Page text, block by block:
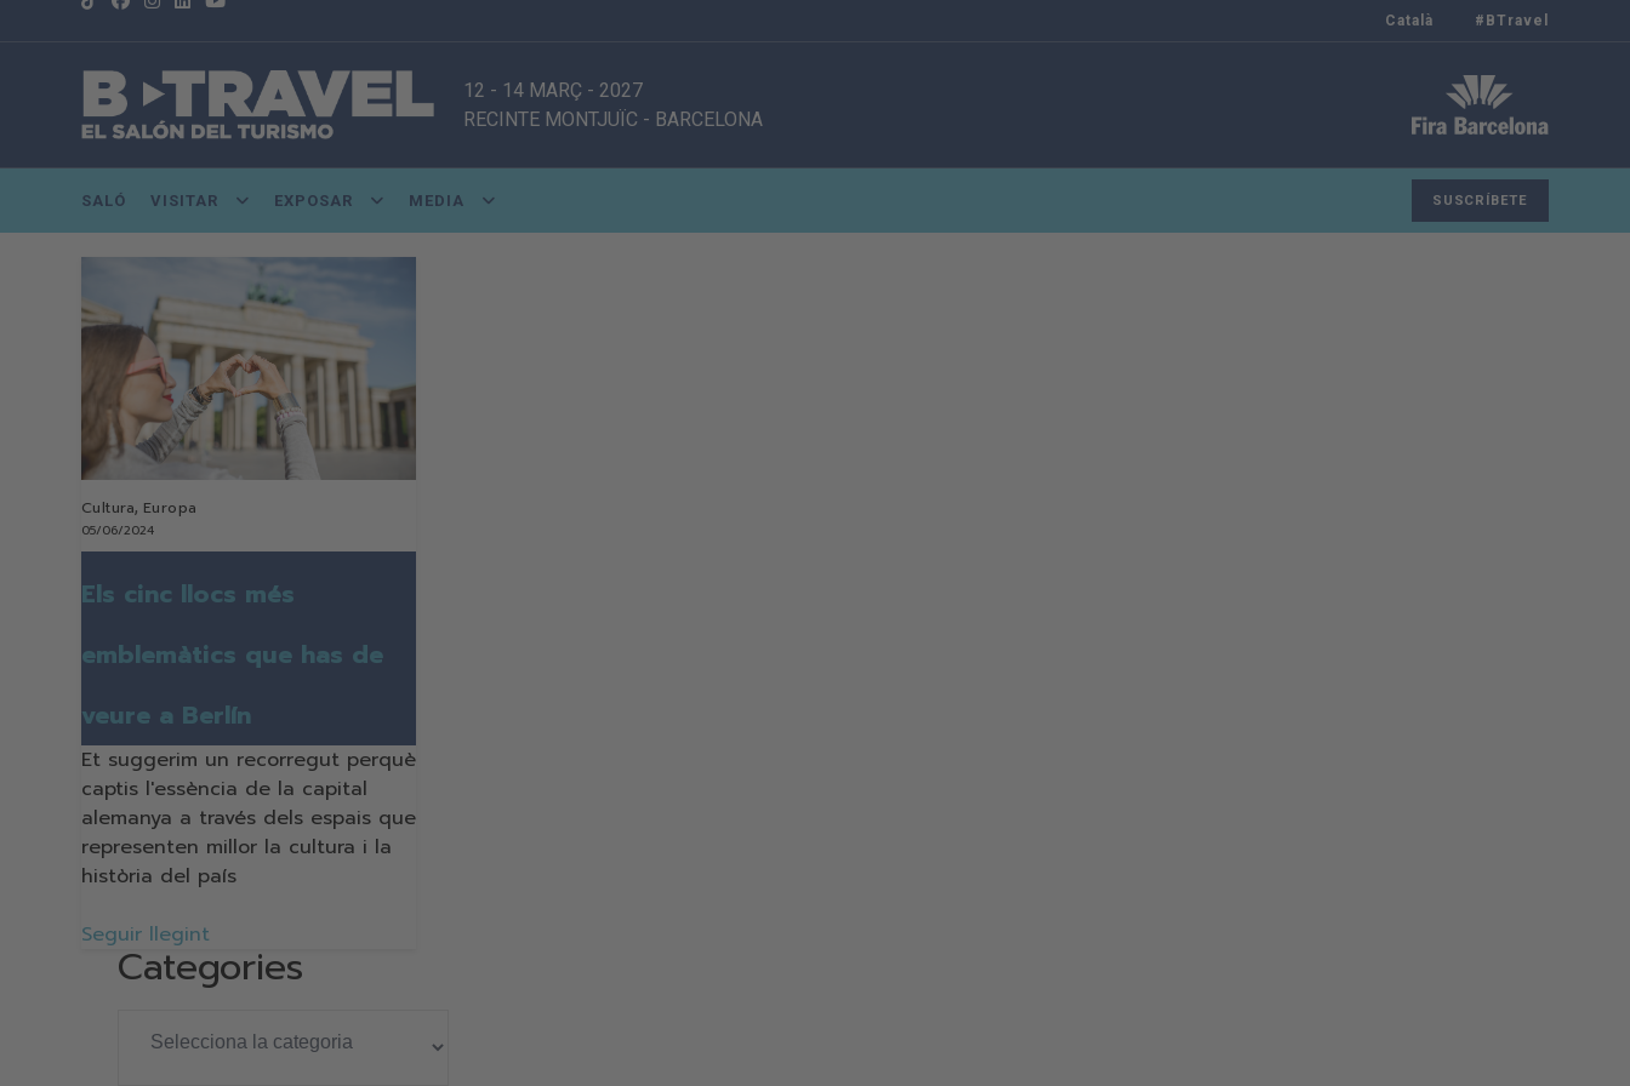
Català #BTravel
12 - 14 MARÇ - 2027
RECINTE MONTJUÏC - BARCELONA
SALÓ VISITAR EXPOSAR MEDIA SUSCRÍBETE
Cultura, Europa
05/06/2024
Els cinc llocs més
emblemàtics que has de
veure a Berlín
Et suggerim un recorregut perquè
captis l'essència de la capital
alemanya a través dels espais que
representen millor la cultura i la
història del país
Seguir llegint
Categories